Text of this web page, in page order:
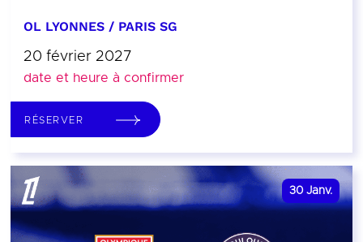
OL LYONNES / PARIS SG
20 février 2027
date et heure à confirmer
RÉSERVER
30 Janv.